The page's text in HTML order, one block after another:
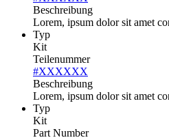
Beschreibung
Lorem, ipsum dolor sit amet
Typ
Kit
Teilenummer
#XXXXXX
Beschreibung
Lorem, ipsum dolor sit amet
Typ
Kit
Part Number